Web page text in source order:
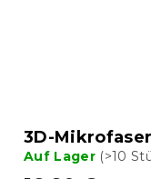
3D-
Auf Lager (>10